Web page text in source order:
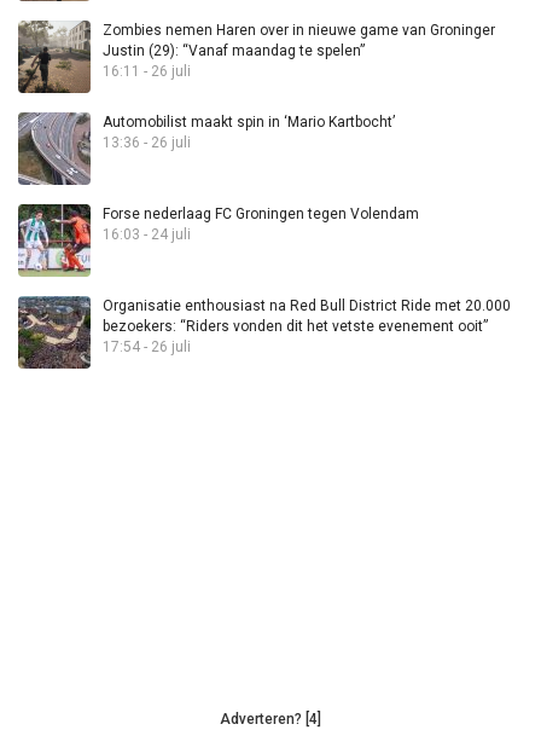
Zombies nemen Haren over in nieuwe game van Groninger
Justin (29): “Vanaf maandag te spelen”
16:11 - 26 juli
Automobilist maakt spin in ‘Mario Kartbocht’
13:36 - 26 juli
Forse nederlaag FC Groningen tegen Volendam
16:03 - 24 juli
Organisatie enthousiast na Red Bull District Ride met 20.000
bezoekers: “Riders vonden dit het vetste evenement ooit”
17:54 - 26 juli
Adverteren? [4]